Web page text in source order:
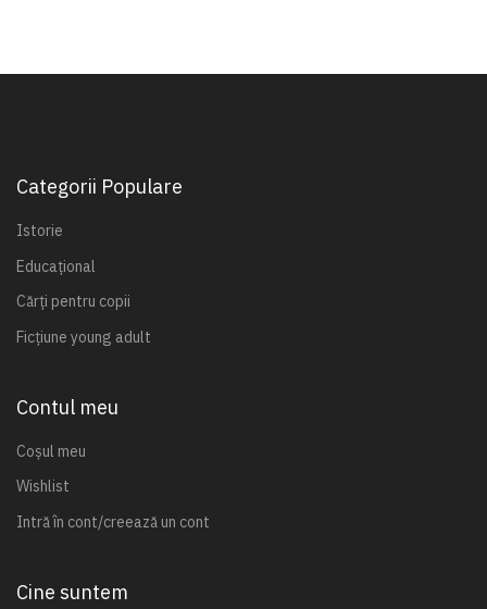
Categorii Populare
Istorie
Educațional
Cărți pentru copii
Ficțiune young adult
Contul meu
Coșul meu
Wishlist
Intră în cont/creează un cont
Cine suntem